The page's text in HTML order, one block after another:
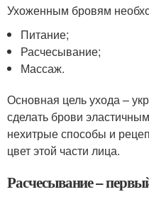
Ухоженным бровям
Питание;
Расчесывание;
Массаж.
Основная цель ухода –
сделать брови
нехитрые способы и
цвет этой части лица.
Расчесывание –